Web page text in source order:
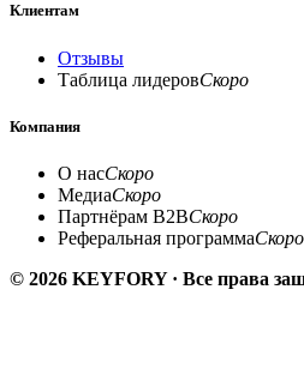
Клиентам
Отзывы
Таблица лидеровСкоро
Компания
О насСкоро
МедиаСкоро
Партнёрам B2BСкоро
Реферальная программаСкоро
© 2026 KEYFORY · Все права